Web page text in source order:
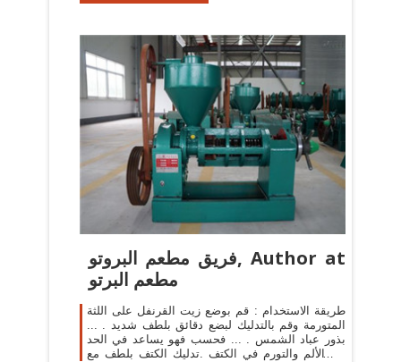
فريق مطعم البروتو, Author at
مطعم البرتو
طريقة الاستخدام : قم بوضع زيت القرنفل على اللثة
المتورمة وقم بالتدليك لبضع دقائق بلطف شديد . ...
بذور عباد الشمس . ... فحسب فهو يساعد في الحد
من الألم والتورم في الكتف .تدليك الكتف بلطف مع